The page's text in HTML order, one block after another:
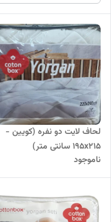
لحاف لایت دو نفره (کویین -
195x215 سانتی متر)
ناموجود